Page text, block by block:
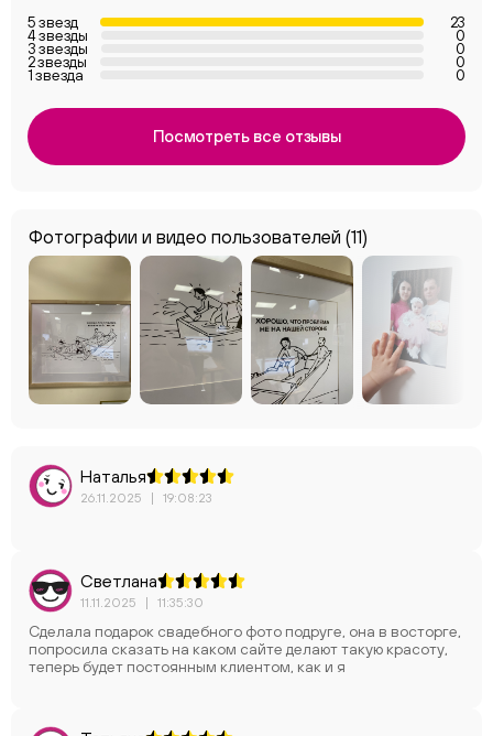
Фотографии и видео пользователей (11)
5 звезд 23
4 звезды 0
3 звезды 0
2 звезды 0
1 звезда 0
Посмотреть все отзывы
Наталья
26.11.2025 | 19:08:23
Светлана
11.11.2025 | 11:35:30
Сделала подарок свадебного фото подруге, она в восторге,
попросила сказать на каком сайте делают такую красоту,
теперь будет постоянным клиентом, как и я